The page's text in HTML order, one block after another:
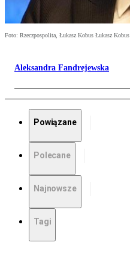
Foto: Rzeczpospolita, Łukasz Kobus Łukasz Kobus
Aleksandra Fandrejewska
Powiązane
Polecane
Najnowsze
Tagi